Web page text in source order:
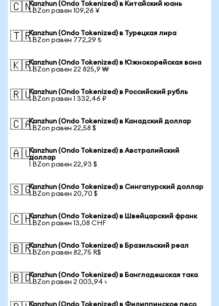
🇨🇳Kanzhun (Ondo Tokenized) в Китайский юань
1 BZon равен 109,26 ¥
🇹🇷Kanzhun (Ondo Tokenized) в Турецкая лира
1 BZon равен 772,29 ₺
🇰🇷Kanzhun (Ondo Tokenized) в Южнокорейская вона
1 BZon равен 22 825,9 ₩
🇷🇺Kanzhun (Ondo Tokenized) в Российский рубль
1 BZon равен 1 332,46 ₽
🇨🇦Kanzhun (Ondo Tokenized) в Канадский доллар
1 BZon равен 22,58 $
🇦🇺Kanzhun (Ondo Tokenized) в Австралийский
доллар
1 BZon равен 22,93 $
🇸🇬Kanzhun (Ondo Tokenized) в Сингапурский доллар
1 BZon равен 20,70 $
🇨🇭Kanzhun (Ondo Tokenized) в Швейцарский франк
1 BZon равен 13,08 CHF
🇧🇷Kanzhun (Ondo Tokenized) в Бразильский реал
1 BZon равен 82,75 R$
🇧🇩Kanzhun (Ondo Tokenized) в Бангладешская така
1 BZon равен 2 003,94 ৳
Kanzhun (Ondo Tokenized) в Филиппинское песо